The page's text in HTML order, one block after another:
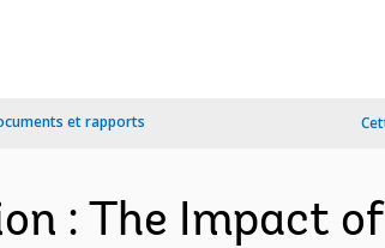
et rapports
: The Impact